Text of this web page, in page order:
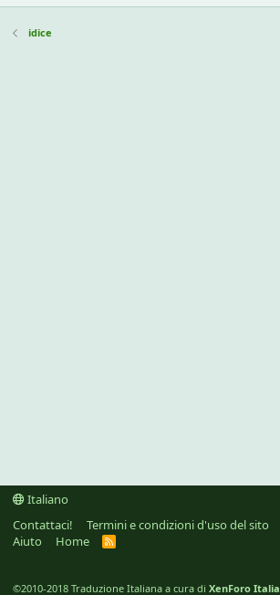
idice
Italiano
Contattaci!
Termini e condizioni d'uso del sito
Aiuto
Home
R
©2010-2018 Traduzione Italiana a cura di XenForo Italia